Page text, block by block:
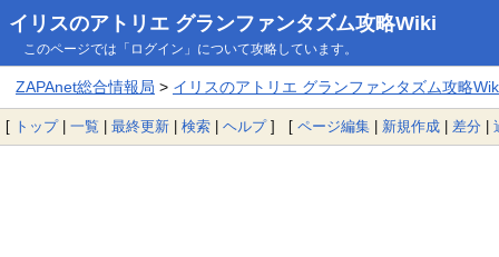
イリスのアトリエ グランファンタズム攻略Wiki
このページでは「ログイン」について攻略しています。
ZAPAnet総合情報局 > イリスのアトリエ グランファンタズム攻略
[ トップ| 一覧 | 最終更新 | 検索 | ヘルプ] [ ページ編集 | 新規作成 | 差分 |